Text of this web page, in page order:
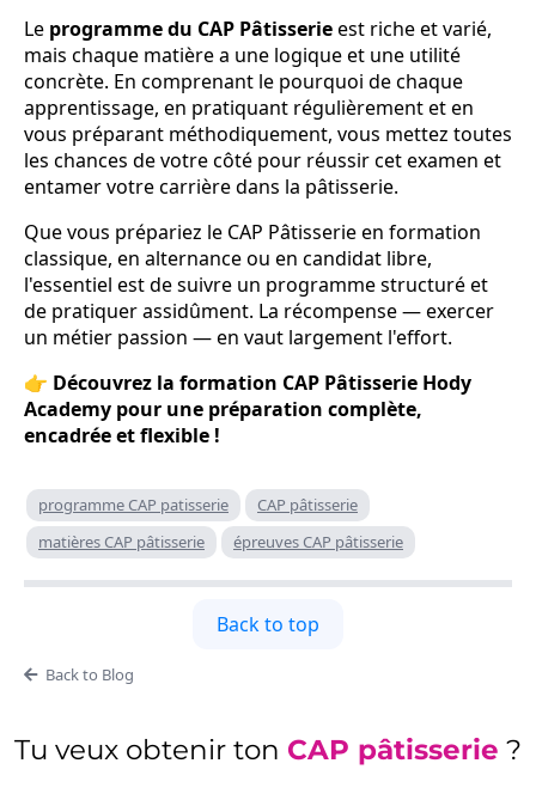
Le programme du CAP Pâtisserieest riche et varié,
mais chaque matière a une logique et une utilité
concrète. En comprenant le pourquoi de chaque
apprentissage, en pratiquant régulièrement et en
vous préparant méthodiquement, vous mettez toutes
les chances de votre côté pour réussir cet examen et
entamer votre carrière dans la pâtisserie.
Que vous prépariez le CAP Pâtisserie en formation
classique, en alternance ou en candidat libre,
l'essentiel est de suivre un programme structuré et
de pratiquer assidûment. La récompense — exercer
un métier passion — en vaut largement l'effort.
👉 Découvrez la formation CAP Pâtisserie Hody
Academy pour une préparation complète,
encadrée et flexible !
programme CAP patisserie
CAP pâtisserie
matières CAP pâtisserie
épreuves CAP pâtisserie
Back to top
Back to Blog
Tu veux obtenir ton CAP pâtisserie ?